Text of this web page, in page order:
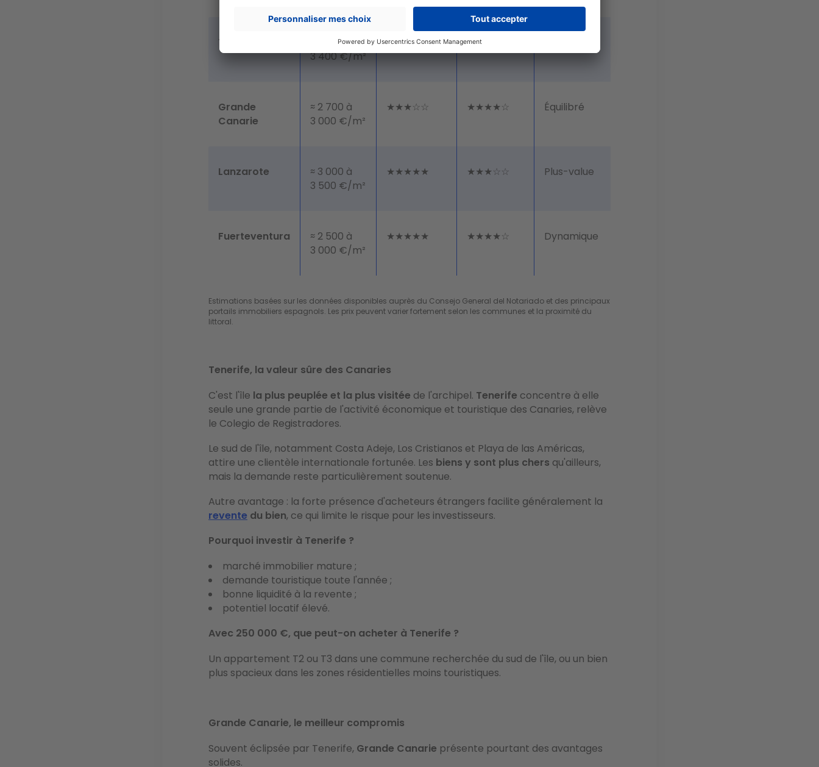
Tenerife
3 400 €/m²
★★★★☆ ★★★★☆
Grande
Canarie
≈ 2 700 à
3 000 €/m²
★★★☆☆ ★★★★☆ Équilibré
Lanzarote
≈ 3 000 à
3 500 €/m²
★★★★★ ★★★☆☆ Plus-value
Fuerteventura
≈ 2 500 à
3 000 €/m²
★★★★★ ★★★★☆ Dynamique
Estimations basées sur les données disponibles auprès du Consejo General del Notariado et des principaux
portails immobiliers espagnols. Les prix peuvent varier fortement selon les communes et la proximité du
littoral.
Tenerife, la valeur sûre des Canaries
C'est l'île la plus peuplée et la plus visitée de l'archipel. Tenerife concentre à elle
seule une grande partie de l'activité économique et touristique des Canaries, relève
le Colegio de Registradores.
Le sud de l'île, notamment Costa Adeje, Los Cristianos et Playa de las Américas,
attire une clientèle internationale fortunée. Les biens y sont plus chers qu'ailleurs,
mais la demande reste particulièrement soutenue.
Autre avantage : la forte présence d'acheteurs étrangers facilite généralement la
revente du bien, ce qui limite le risque pour les investisseurs.
Pourquoi investir à Tenerife ?
marché immobilier mature ;
demande touristique toute l'année ;
bonne liquidité à la revente ;
potentiel locatif élevé.
Avec 250 000 €, que peut-on acheter à Tenerife ?
Un appartement T2 ou T3 dans une commune recherchée du sud de l'île, ou un bien
plus spacieux dans les zones résidentielles moins touristiques.
Grande Canarie, le meilleur compromis
Souvent éclipsée par Tenerife, Grande Canarie présente pourtant des avantages
solides.